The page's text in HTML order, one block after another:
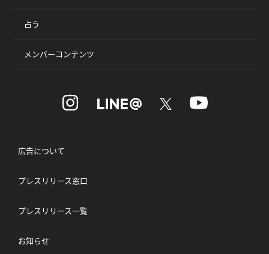
占う
メンバーコンテンツ
広告について
プレスリリース窓口
プレスリリース一覧
お知らせ